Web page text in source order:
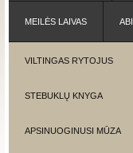
MEILĖS LAIVAS
VILTINGAS RYTOJUS
STEBUKLŲ KNYGA
APSINUOGINUSI MŪZA